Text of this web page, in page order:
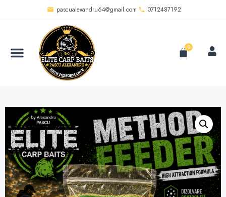
pascualexandru64@gmail.com 0712487192
0